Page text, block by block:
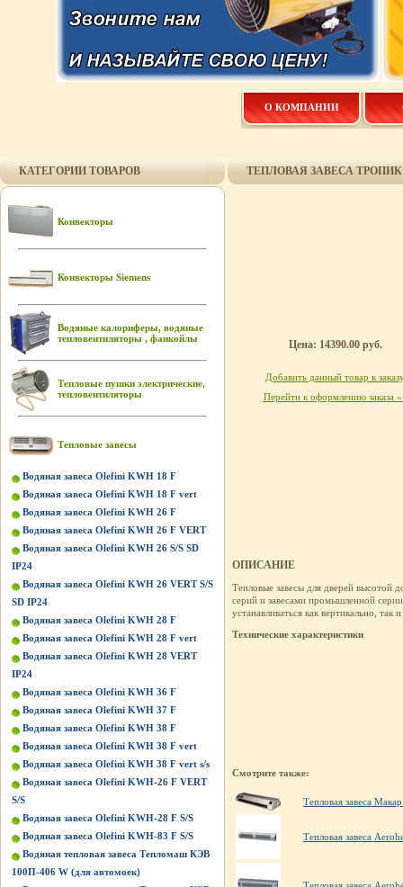
О КОМПАНИИ
КАТЕГОРИИ ТОВАРОВ
Конвекторы
Конвекторы Siemens
Водяные калориферы, водяные
тепловентиляторы , фанкойлы
Тепловые пушки электрические,
тепловентиляторы
Тепловые завесы
Водяная завеса Olefini KWH 18 F
Водяная завеса Olefini KWH 18 F vert
Водяная завеса Olefini KWH 26 F
Водяная завеса Olefini KWH 26 F VERT
Водяная завеса Olefini KWH 26 S/S SD
IP24
Водяная завеса Olefini KWH 26 VERT S/S
SD IP24
Водяная завеса Olefini KWH 28 F
Водяная завеса Olefini KWH 28 F vert
Водяная завеса Olefini KWH 28 VERT
IP24
Водяная завеса Olefini KWH 36 F
Водяная завеса Olefini KWH 37 F
Водяная завеса Olefini KWH 38 F
Водяная завеса Olefini KWH 38 F vert
Водяная завеса Olefini KWH 38 F vert s/s
Водяная завеса Olefini KWH-26 F VERT
S/S
Водяная завеса Olefini KWH-28 F S/S
Водяная завеса Olefini KWH-83 F S/S
Водяная тепловая завеса Тепломаш КЭВ
100П-406 W (для автомоек)
ТЕПЛОВАЯ ЗАВЕСА ТРОПИК
Цена: 14390.00 руб.
Добавить данный товар к
Перейти к оформлению заказа
ОПИСАНИЕ
Тепловые завесы для дверей высотой
серий и завесами промышленной
устанавливаться как вертикально, так
Технические характеристики
Смотрите также:
Тепловая завеса
Тепловая завеса